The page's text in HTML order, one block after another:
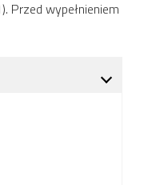
Przed wypełnieniem